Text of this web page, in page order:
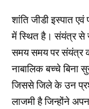
शांति जीडी इस्पात
में स्थित है। संयंत्र से
समय समय पर संयंत्र
नाबालिक बच्चे बिना
जिससे जिले के उन
लाजमी है जिन्होंने